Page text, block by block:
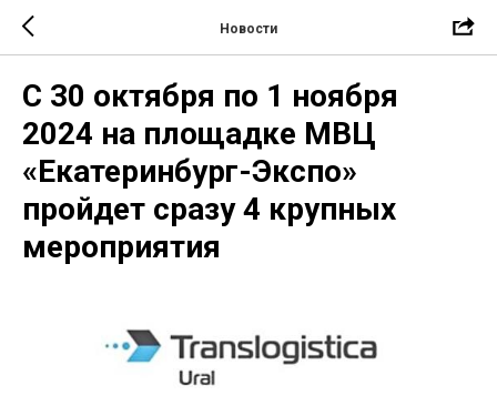
Новости
С 30 октября по 1 ноября
2024 на площадке МВЦ
«Екатеринбург-Экспо»
пройдет сразу 4 крупных
мероприятия